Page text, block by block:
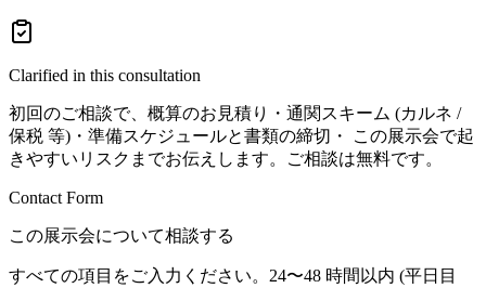
Clarified in this consultation
初回のご相談で、概算のお見積り・通関スキーム (カルネ /
保税 等)・準備スケジュールと書類の締切・ この展示会で起
きやすいリスクまでお伝えします。ご相談は無料です。
Contact Form
この展示会について相談する
すべての項目をご入力ください。24〜48 時間以内 (平日目